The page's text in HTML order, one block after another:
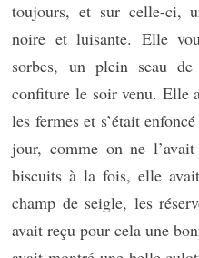
toujours, et sur celle-ci,
noire et luisante. Elle
sorbes, un plein seau
confiture le soir venu. Elle
les fermes et s’était
jour, comme on ne
biscuits à la fois, elle
champ de seigle, les
avait reçu pour cela une